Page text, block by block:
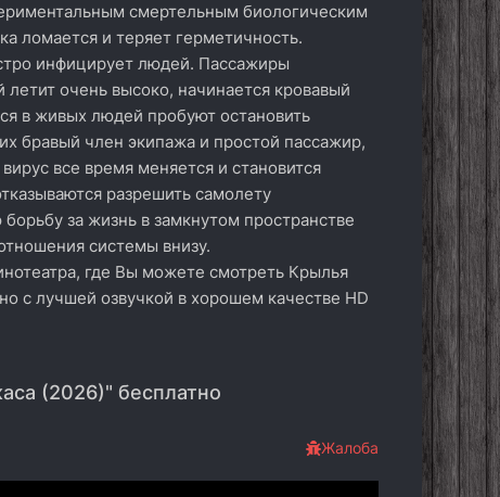
смертельным биологическим
ломается и теряет герметичность.
инфицирует людей. Пассажиры
очень высоко, начинается кровавый
в живых людей пробуют остановить
бравый член экипажа и простой пассажир,
все время меняется и становится
разрешить самолету
за жизнь в замкнутом пространстве
системы внизу.
где Вы можете смотреть Крылья
с лучшей озвучкой в хорошем качестве HD
(2026)" бесплатно
Жалоба